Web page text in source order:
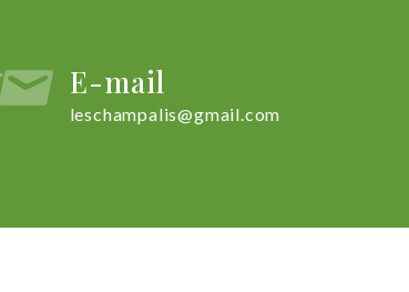
E-mail
leschampalis@gmail.com